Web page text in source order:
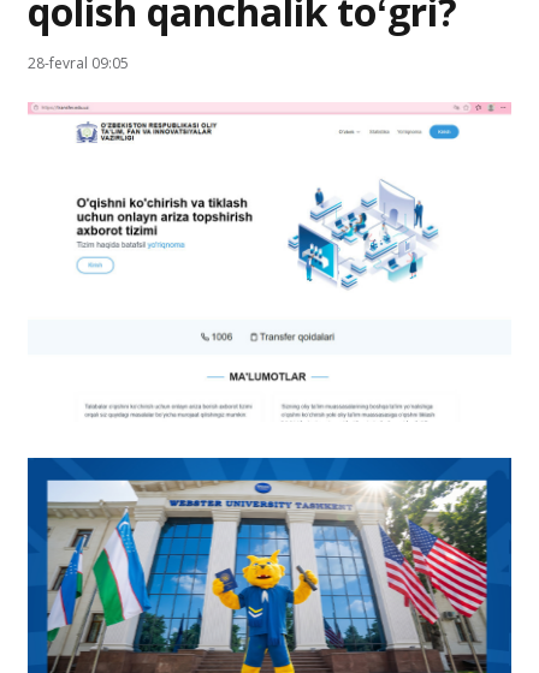
qolish qanchalik toʻgri?
28-fevral 09:05